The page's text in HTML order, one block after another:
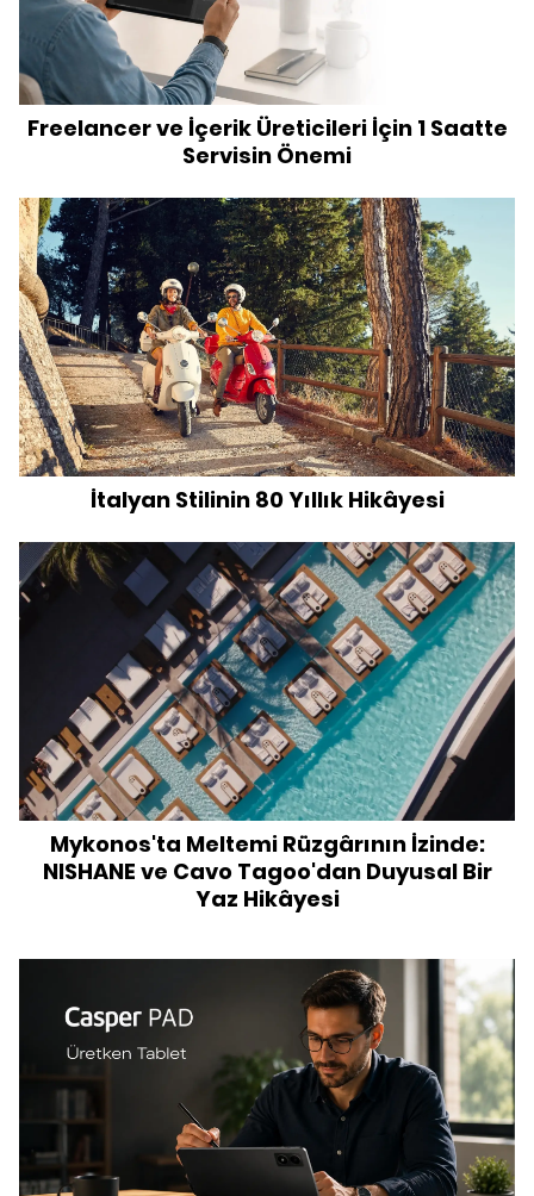
Freelancer ve İçerik Üreticileri İçin 1 Saatte
Servisin Önemi
İtalyan Stilinin 80 Yıllık Hikâyesi
Mykonos'ta Meltemi Rüzgârının İzinde:
NISHANE ve Cavo Tagoo'dan Duyusal Bir
Yaz Hikâyesi